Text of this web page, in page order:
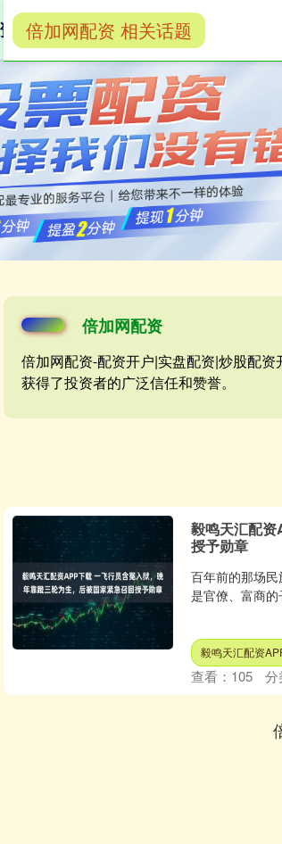
配资开户 实盘配资 炒股配资开户
倍加网配资
倍加网配资-配资开户|实盘配资|炒股配
获得了投资者的广泛信任和赞誉。
倍加网配资 相关话题
毅鸣天汇配
授予勋章
百年前的那场
是官僚、富商
毅鸣天汇配资
查看： 105 分